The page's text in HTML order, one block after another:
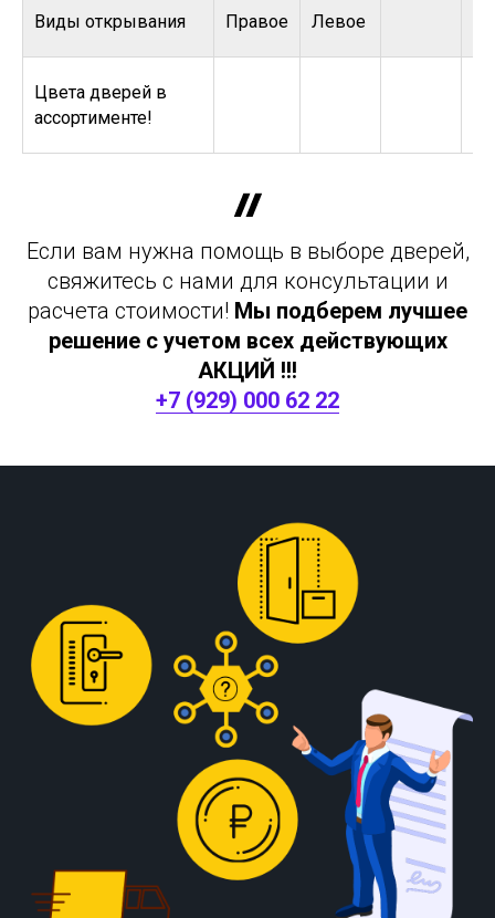
Виды открывания Правое Левое
Цвета дверей в
ассортименте!
Если вам нужна помощь в выборе дверей,
свяжитесь с нами для консультации и
расчета стоимости! Мы подберем лучшее
решение с учетом всех действующих
АКЦИЙ !!!
+7 (929) 000 62 22